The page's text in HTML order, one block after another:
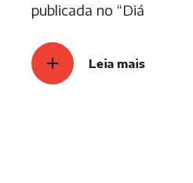
publicada no “Diá
Leia mais